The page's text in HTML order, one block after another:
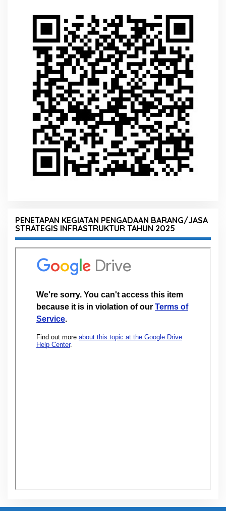
PENETAPAN KEGIATAN PENGADAAN BARANG/JASA
STRATEGIS INFRASTRUKTUR TAHUN 2025